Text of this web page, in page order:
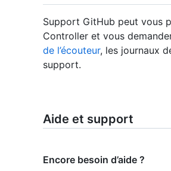
Support GitHub peut vous
Controller et vous
de l’écouteur, les journaux
support.
Aide et support
Encore besoin d’aide ?